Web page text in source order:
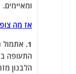
ומאיימים.
אז מה
1.
התעופה
הלבנון